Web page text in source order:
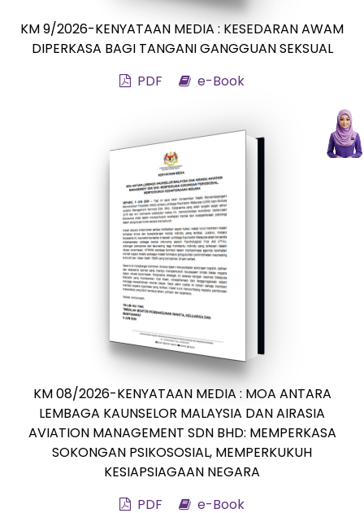
KM 9/2026-KENYATAAN MEDIA : KESEDARAN AWAM
DIPERKASA BAGI TANGANI GANGGUAN SEKSUAL
PDF
e-Book
KM 08/2026-KENYATAAN MEDIA : MOA ANTARA
LEMBAGA KAUNSELOR MALAYSIA DAN AIRASIA
AVIATION MANAGEMENT SDN BHD: MEMPERKASA
SOKONGAN PSIKOSOSIAL, MEMPERKUKUH
KESIAPSIAGAAN NEGARA
PDF
e-Book